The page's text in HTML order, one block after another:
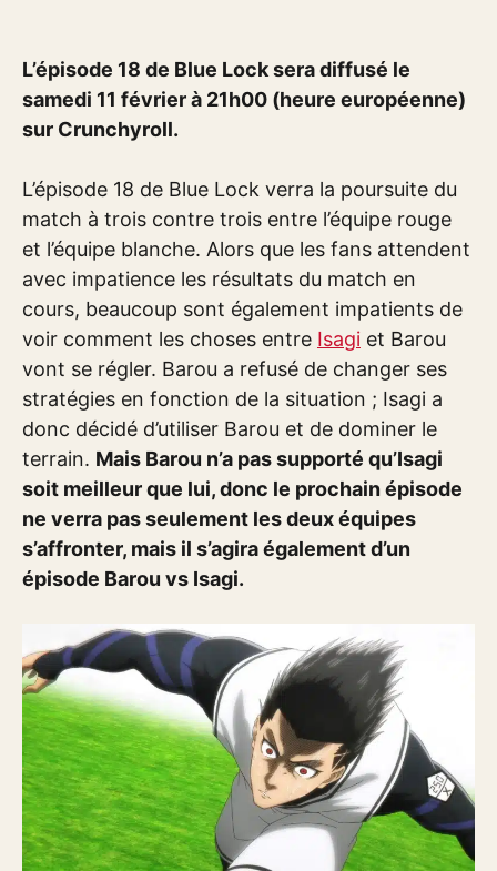
L’épisode 18 de Blue Lock sera diffusé le
samedi 11 février à 21h00 (heure européenne)
sur Crunchyroll.
L’épisode 18 de Blue Lock verra la poursuite du
match à trois contre trois entre l’équipe rouge
et l’équipe blanche. Alors que les fans attendent
avec impatience les résultats du match en
cours, beaucoup sont également impatients de
voir comment les choses entre Isagi et Barou
vont se régler. Barou a refusé de changer ses
stratégies en fonction de la situation ; Isagi a
donc décidé d’utiliser Barou et de dominer le
terrain. Mais Barou n’a pas supporté qu’Isagi
soit meilleur que lui, donc le prochain épisode
ne verra pas seulement les deux équipes
s’affronter, mais il s’agira également d’un
épisode Barou vs Isagi.